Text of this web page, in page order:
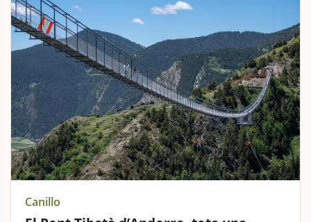
Canillo